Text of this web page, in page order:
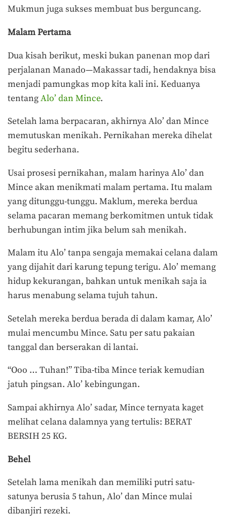
Mukmun juga sukses membuat bus berguncang.
Malam Pertama
Dua kisah berikut, meski bukan panenan mop dari
perjalanan Manado—Makassar tadi, hendaknya bisa
menjadi pamungkas mop kita kali ini. Keduanya
tentangAlo’ dan Mince.
Setelah lama berpacaran, akhirnya Alo’ dan Mince
memutuskan menikah. Pernikahan mereka dihelat
begitu sederhana.
Usai prosesi pernikahan, malam harinya Alo’ dan
Mince akan menikmati malam pertama. Itu malam
yang ditunggu-tunggu. Maklum, mereka berdua
selama pacaran memang berkomitmen untuk tidak
berhubungan intim jika belum sah menikah.
Malam itu Alo’ tanpa sengaja memakai celana dalam
yang dijahit dari karung tepung terigu. Alo’ memang
hidup kekurangan, bahkan untuk menikah saja ia
harus menabung selama tujuh tahun.
Setelah mereka berdua berada di dalam kamar, Alo’
mulai mencumbu Mince. Satu per satu pakaian
tanggal dan berserakan di lantai.
“Ooo … Tuhan!” Tiba-tiba Mince teriak kemudian
jatuh pingsan. Alo’ kebingungan.
Sampai akhirnya Alo’ sadar, Mince ternyata kaget
melihat celana dalamnya yang tertulis: BERAT
BERSIH 25 KG.
Behel
Setelah lama menikah dan memiliki putri satu-
satunya berusia 5 tahun, Alo’ dan Mince mulai
dibanjiri rezeki.